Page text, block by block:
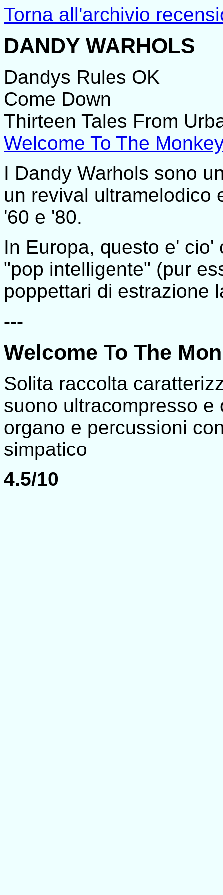
Torna all'archivio
DANDY WARHOLS
Dandys Rules OK
Come Down
Thirteen Tales From
Welcome To The
I Dandy Warhols sono
un revival ultramelodico
'60 e '80.
In Europa, questo e'
"pop intelligente" (pur
poppettari di estrazione
---
Welcome To The
Solita raccolta
suono ultracompresso
organo e percussioni
simpatico
4.5/10